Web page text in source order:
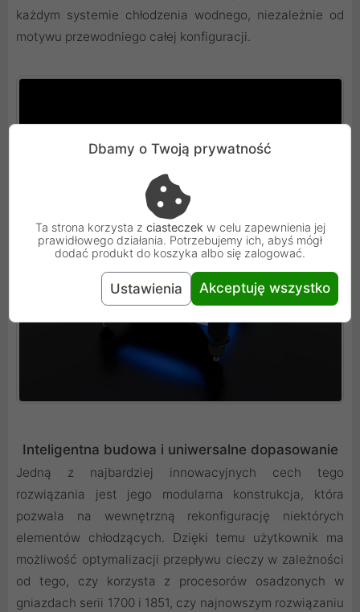
każdym systemie chłodzenia wodnego, niezależnie od
motywu przewodniego całej konfiguracji.
Inteligentna budowa i uniwersalne dopasowanie
Jedną z najbardziej innowacyjnych cech tego
rozwiązania jest jego modularna konstrukcja, która
pozwala na wewnętrzną rekonfigurację niektórych
elementów chłodzących. Dzięki temu użytkownik ma
możliwość optymalizacji przepływu cieczy w zależności
od tego, czy korzysta z procesorów osadzonych w
gniazdach serii 1700 i 1851, czy najnowszym rozwiązaniu
Dbamy o Twoją prywatność
Ta strona korzysta z ciasteczek w celu zapewnienia jej
prawidłowego działania. Potrzebujemy ich, abyś mógł
dodać produkt do koszyka albo się zalogować.
Ustawienia Akceptuję wszystko